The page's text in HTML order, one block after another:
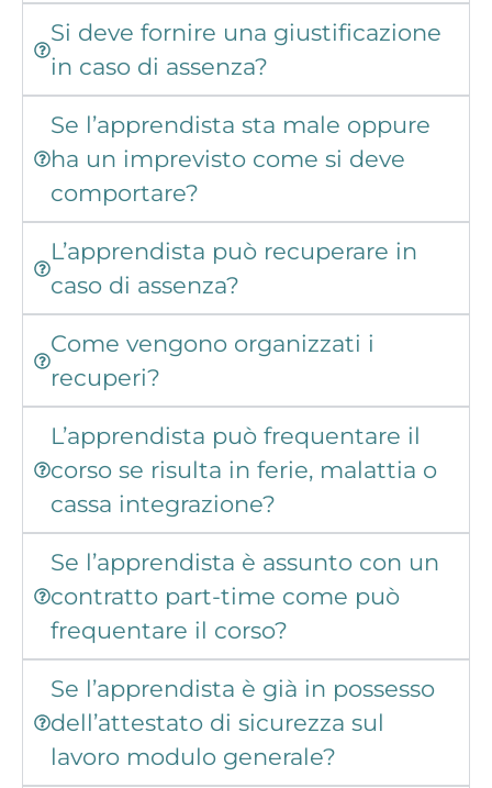
Si deve fornire una giustificazione
in caso di assenza?
Se l’apprendista sta male oppure
ha un imprevisto come si deve
comportare?
L’apprendista può recuperare in
caso di assenza?
Come vengono organizzati i
recuperi?
L’apprendista può frequentare il
corso se risulta in ferie, malattia o
cassa integrazione?
Se l’apprendista è assunto con un
contratto part-time come può
frequentare il corso?
Se l’apprendista è già in possesso
dell’attestato di sicurezza sul
lavoro modulo generale?